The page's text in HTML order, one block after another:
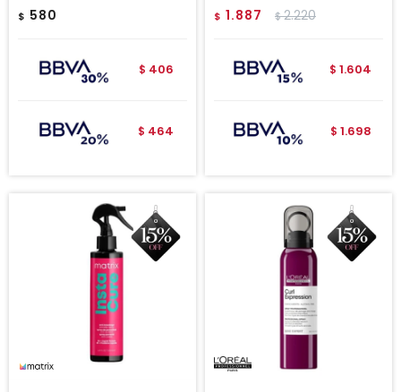
$ 580
$ 406
$ 464
$ 1.887 $2.220
$ 1.604
$ 1.698